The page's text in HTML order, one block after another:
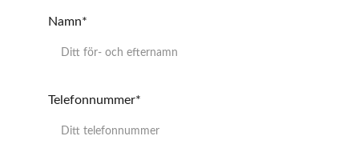
Namn*
Telefonnummer*